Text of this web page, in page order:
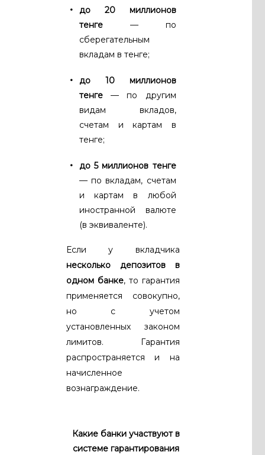
до 20 миллионов
тенге — по
сберегательным
вкладам в тенге;
до 10 миллионов
тенге— по другим
видам вкладов,
счетам и картам в
тенге;
до 5 миллионов тенге
— по вкладам, счетам
и картам в любой
иностранной валюте
(в эквиваленте).
Если у вкладчика
несколько депозитов в
одном банке, то гарантия
применяется совокупно,
но с учетом
установленных законом
лимитов. Гарантия
распространяется и на
начисленное
вознаграждение.
Какие банки участвуют в
системе гарантирования